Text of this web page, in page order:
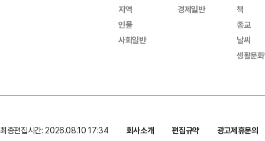
지역
인물
사회일반
경제일반
책
종교
날씨
생활문
최종편집시간: 2026.08.10 17:34 회사소개 편집규약 광고제휴문의